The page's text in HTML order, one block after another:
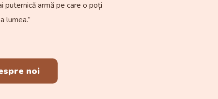
puternică armă pe care o poți
noi